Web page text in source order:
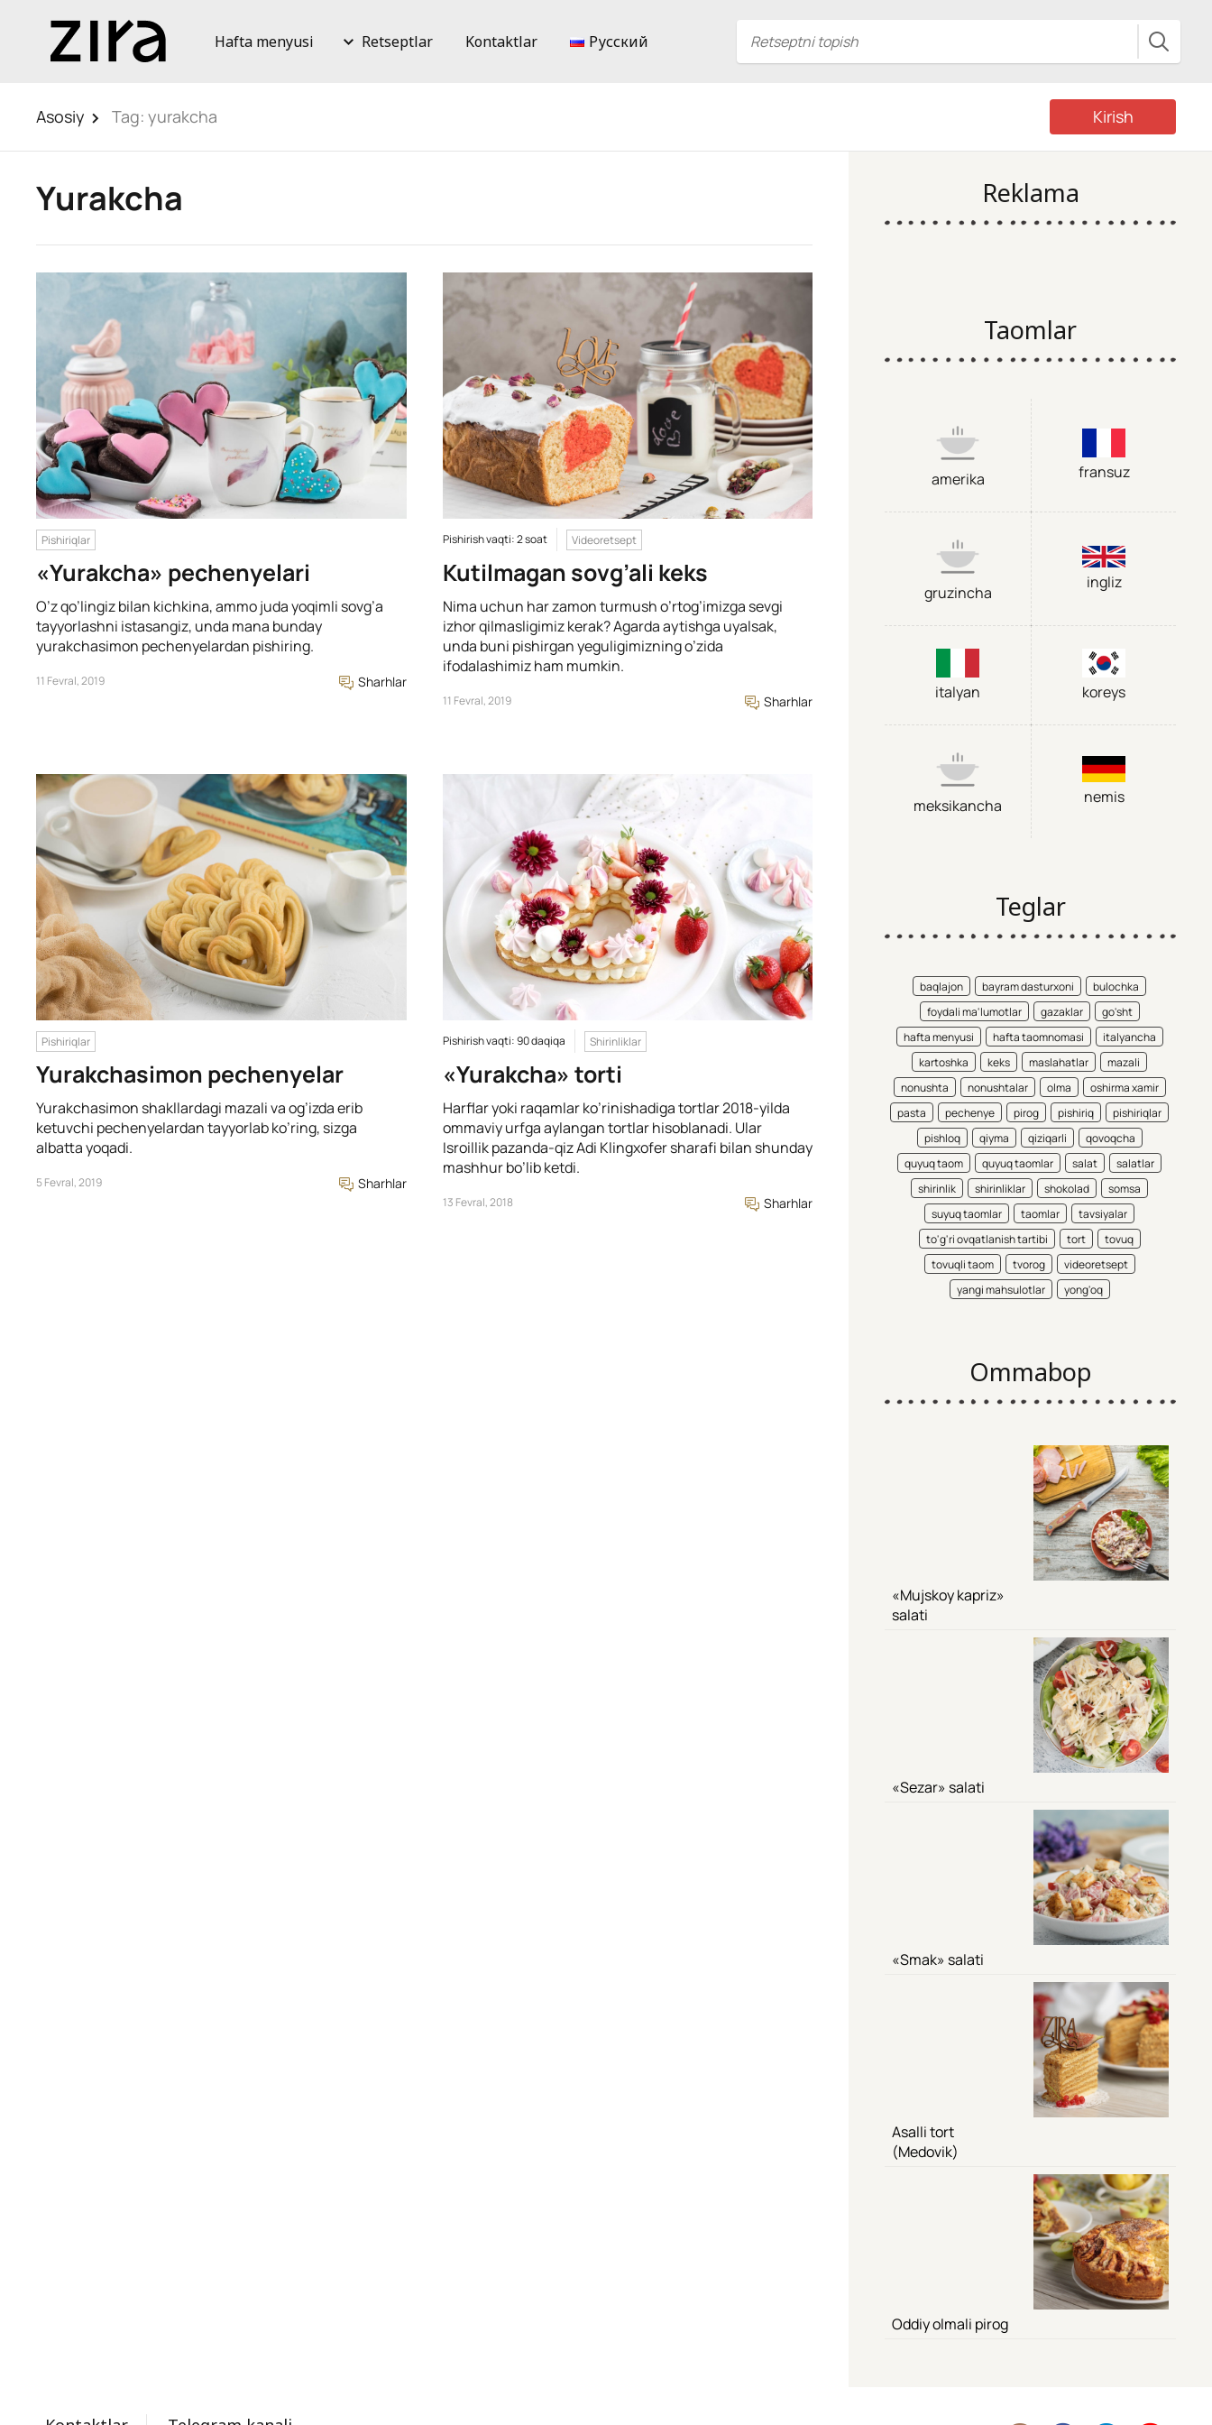
Hafta menyusi Retseptlar Kontaktlar Русский
Asosiy Tag: yurakcha Kirish
Yurakcha
Pishiriqlar
«Yurakcha» pechenyelari
O’z qo’lingiz bilan kichkina, ammo juda yoqimli sovg’a
tayyorlashni istasangiz, unda mana bunday
yurakchasimon pechenyelardan pishiring.
11 Fevral, 2019 Sharhlar
Pishirish vaqti: 2 soat Videoretsept
Kutilmagan sovg’ali keks
Nima uchun har zamon turmush o’rtog’imizga sevgi
izhor qilmasligimiz kerak? Agarda aytishga uyalsak,
unda buni pishirgan yeguligimizning o’zida
ifodalashimiz ham mumkin.
11 Fevral, 2019 Sharhlar
Pishiriqlar
Yurakchasimon pechenyelar
Yurakchasimon shakllardagi mazali va og’izda erib
ketuvchi pechenyelardan tayyorlab ko’ring, sizga
albatta yoqadi.
5 Fevral, 2019 Sharhlar
Pishirish vaqti: 90 daqiqa Shirinliklar
«Yurakcha» torti
Harflar yoki raqamlar ko’rinishadiga tortlar 2018-yilda
ommaviy urfga aylangan tortlar hisoblanadi. Ular
Isroillik pazanda-qiz Adi Klingxofer sharafi bilan shunday
mashhur bo’lib ketdi.
13 Fevral, 2018 Sharhlar
Reklama
Taomlar
amerika fransuz
gruzincha
ingliz
italyan koreys
meksikancha nemis
Teglar
baqlajon bayram dasturxoni
bulochka
foydali ma'lumotlar
gazaklar
go'sht
hafta menyusi
hafta taomnomasi
italyancha
kartoshka
keks maslahatlar
mazali
nonushta
nonushtalar olma
oshirma xamir
pasta
pechenye pirog pishiriq
pishiriqlar
pishloq
qiyma qiziqarli
qovoqcha
quyuq taom
quyuq taomlar salat
salatlar
shirinlik
shirinliklar shokolad
somsa
suyuq taomlar
taomlar
tavsiyalar
to'g'ri ovqatlanish tartibi
tort
tovuq
tovuqli taom
tvorog
videoretsept
yangi mahsulotlar
yong'oq
Ommabop
«Mujskoy kapriz»
salati
«Sezar» salati
«Smak» salati
Asalli tort
(Medovik)
Oddiy olmali pirog